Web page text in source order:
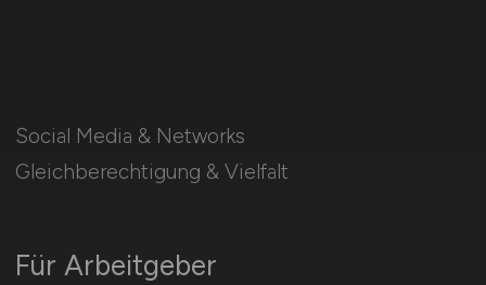
Social Media & Networks
Gleichberechtigung & Vielfalt
Für Arbeitgeber